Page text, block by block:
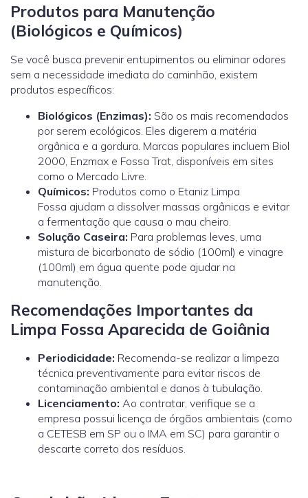
Produtos para Manutenção
(Biológicos e Químicos)
Se você busca prevenir entupimentos ou eliminar odores
sem a necessidade imediata do caminhão, existem
produtos específicos:
Biológicos (Enzimas): São os mais recomendados
por serem ecológicos. Eles digerem a matéria
orgânica e a gordura. Marcas populares incluem Biol
2000, Enzmax e Fossa Trat, disponíveis em sites
como o Mercado Livre.
Químicos: Produtos como o Etaniz Limpa
Fossa ajudam a dissolver massas orgânicas e evitar
a fermentação que causa o mau cheiro.
Solução Caseira: Para problemas leves, uma
mistura de bicarbonato de sódio (100ml) e vinagre
(100ml) em água quente pode ajudar na
manutenção.
Recomendações Importantes da
Limpa Fossa Aparecida de Goiânia
Periodicidade: Recomenda-se realizar a limpeza
técnica preventivamente para evitar riscos de
contaminação ambiental e danos à tubulação.
Licenciamento: Ao contratar, verifique se a
empresa possui licença de órgãos ambientais (como
a CETESB em SP ou o IMA em SC) para garantir o
descarte correto dos resíduos.